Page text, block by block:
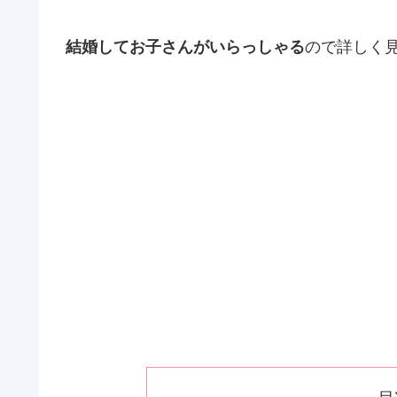
結婚してお子さんがいらっしゃるので詳しく